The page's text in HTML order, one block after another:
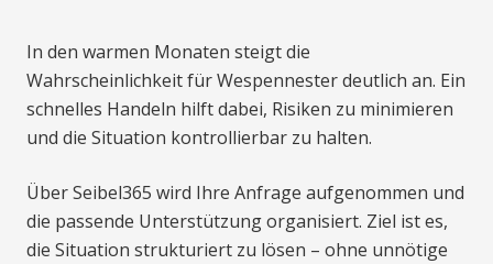
In den warmen Monaten steigt die
Wahrscheinlichkeit für Wespennester deutlich an. Ein
schnelles Handeln hilft dabei, Risiken zu minimieren
und die Situation kontrollierbar zu halten.
Über Seibel365 wird Ihre Anfrage aufgenommen und
die passende Unterstützung organisiert. Ziel ist es,
die Situation strukturiert zu lösen – ohne unnötige